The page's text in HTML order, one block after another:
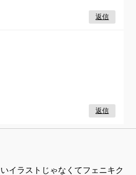
返信
返信
イラストじゃなくてフェニキク